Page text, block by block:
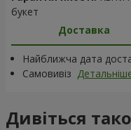
букет
Доставка
Найближча дата
Самовивіз
Дивіться